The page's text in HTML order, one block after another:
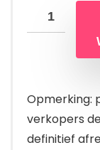
Opmerking:
verkopers
definitief